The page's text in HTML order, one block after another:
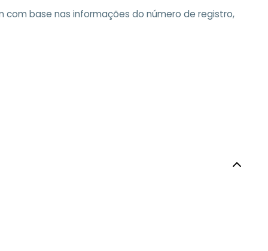
base nas informações do número de registro,